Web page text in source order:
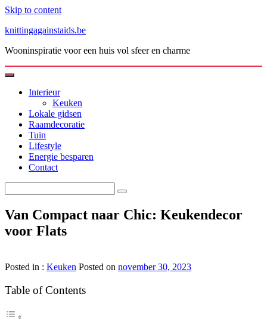
Skip to content
knittingagainstaids.be
Wooninspiratie voor een huis vol sfeer en charme
Interieur
Keuken
Lokale gidsen
Raamdecoratie
Tuin
Lifestyle
Energie besparen
Contact
Van Compact naar Chic: Keukendecor
voor Flats
Posted in : Keuken Posted on november 30, 2023
Table of Contents